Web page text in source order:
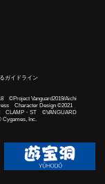
ガイドライン
©Project Vanguard2019/Aichi
Character Design ©2021
CLAMP・ST ©VANGUARD
Inc.